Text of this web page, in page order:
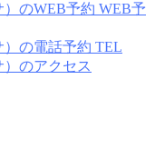
WEB予
TEL